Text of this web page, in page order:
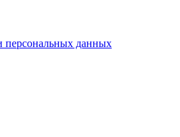
персональных данных